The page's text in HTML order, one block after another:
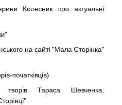
Колесник про актуальні
на сайті "Мала Сторінка"
початківців)
творів Тараса Шевченка,